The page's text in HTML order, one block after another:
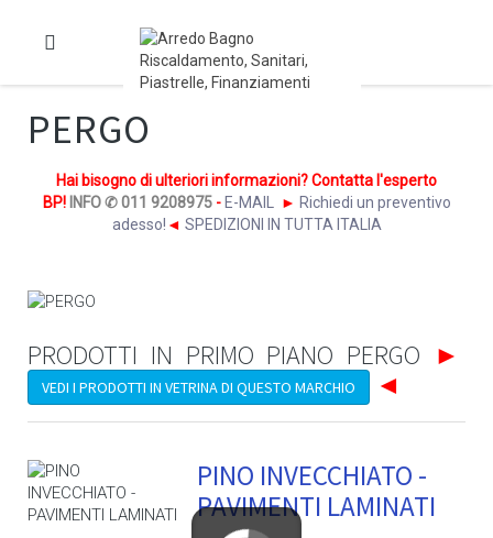
PERGO
Hai bisogno di ulteriori informazioni? Contatta l'esperto
BP! INFO ✆ 011 9208975- E-MAIL ► Richiedi un preventivo
adesso! ◄ SPEDIZIONI IN TUTTA ITALIA
PRODOTTI IN PRIMO PIANO PERGO ►
VEDI I PRODOTTI IN VETRINA DI QUESTO MARCHIO ◄
PINO INVECCHIATO -
PAVIMENTI LAMINATI